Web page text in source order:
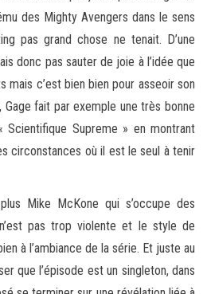
des Mighty Avengers dans le sens
pas grand chose ne tenait. D’une
donc pas sauter de joie à l’idée que
mais c’est bien bien pour asseoir son
Gage fait par exemple une très bonne
Scientifique Supreme » en montrant
circonstances où il est le seul à tenir
Mike McKone qui s’occupe des
pas trop violente et le style de
à l’ambiance de la série. Et juste au
que l’épisode est un singleton, dans